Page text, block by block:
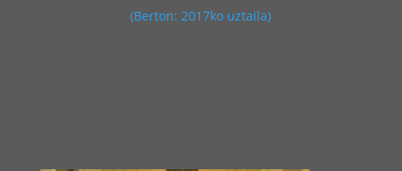
(Berton: 2017ko uztaila)